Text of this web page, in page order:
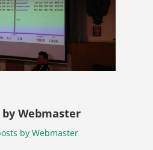
by Webmaster
by Webmaster